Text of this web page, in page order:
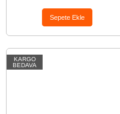
Sepete Ekle
KARGO
BEDAVA